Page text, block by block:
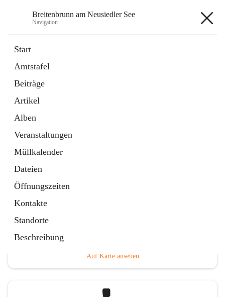
Breitenbrunn am Neusiedler See
Navigation
Start
Amtstafel
Beiträge
Artikel
Alben
Veranstaltungen
Müllkalender
Dateien
Öffnungszeiten
Kontakte
Standorte
Beschreibung
18 Schnellzugriffe
Gemeindeservice
Auf Karte ansehen